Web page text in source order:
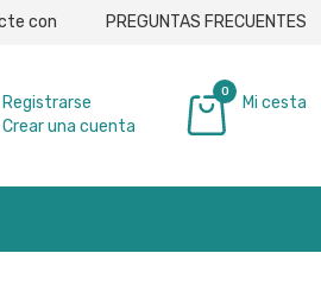
con PREGUNTAS FRECUENTES
Registrarse
Crear una cuenta
0
Mi cesta